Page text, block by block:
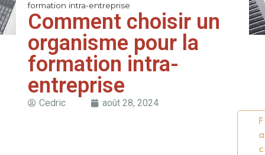
formation intra-entreprise
Comment choisir un
organisme pour la
formation intra-
entreprise
Cedric août 28, 2024
F
a
c